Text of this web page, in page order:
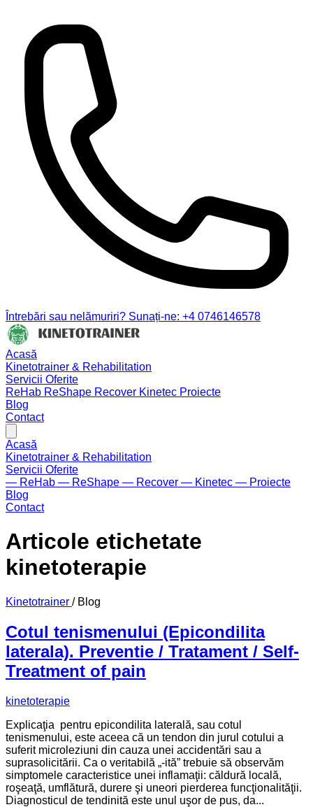
Întrebări sau nelămuriri? Sunați-ne: +4 0746146578
Acasă
Kinetotrainer & Rehabilitation
Servicii Oferite
ReHab ReShape Recover Kinetec Proiecte
Blog
Contact
Acasă
Kinetotrainer & Rehabilitation
Servicii Oferite
— ReHab — ReShape — Recover — Kinetec — Proiecte
Blog
Contact
Articole etichetate
kinetoterapie
Kinetotrainer / Blog
Cotul tenismenului (Epicondilita
laterala). Preventie / Tratament / Self-
Treatment of pain
kinetoterapie
Explicaţia pentru epicondilita laterală, sau cotul
tenismenului, este aceea că un tendon din jurul cotului a
suferit microleziuni din cauza unei accidentări sau a
suprasolicitării. Ca o veritabilă „-ită” trebuie să observăm
simptomele caracteristice unei inflamaţii: căldură locală,
roşeaţă, umflătură, durere şi uneori pierderea funcţionalităţii.
Diagnosticul de tendinită este unul uşor de pus, da...